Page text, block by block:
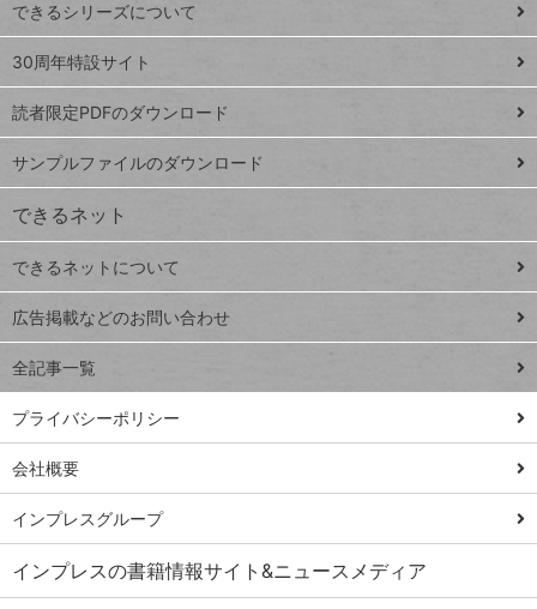
Google
スプレ
ッドシ
ート
iPhone
VLOOKUP
close
閉じ
る
ト
ッ
プ
ペ
ジ
連載
Excel Q&A
トイアンナ流仕
事術
ではじめる業務
の完全自動化
AI議事録作成術
Windows 11
Q&A
Teams踏み込み
できるシリーズについて
30周年特設サイト
読者限定PDFのダウンロード
サンプルファイルのダウンロード
できるネット
できるネットについて
広告掲載などのお問い合わせ
全記事一覧
プライバシーポリシー
会社概要
インプレスグループ
インプレスの書籍情報サイト&ニュースメディア